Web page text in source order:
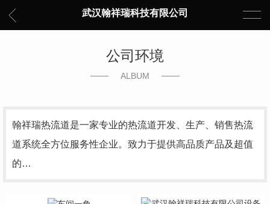
武汉翰祥瑞科技有限公司
公司环境
ALBUM
翰祥瑞热流道是一家专业的热流道开发、生产、销售热流
道系统全方位服务性企业。致力于提供高品质产品及超值
的…